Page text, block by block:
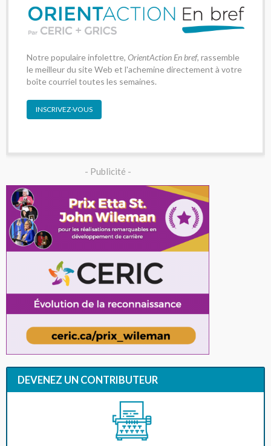
Notre populaire infolettre, OrientAction En bref, rassemble
le meilleur du site Web et l'achemine directement à votre
boîte courriel toutes les semaines.
INSCRIVEZ-VOUS
- Publicité -
DEVENEZ UN CONTRIBUTEUR